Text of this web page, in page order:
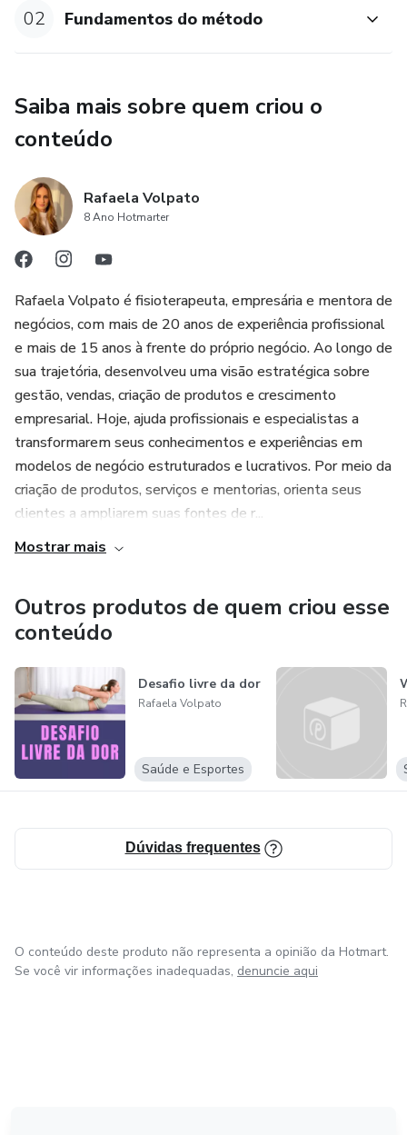
02 Fundamentos do método
Saiba mais sobre quem criou o
conteúdo
Rafaela Volpato
8 Ano Hotmarter
Rafaela Volpato é fisioterapeuta, empresária e mentora de
negócios, com mais de 20 anos de experiência profissional
e mais de 15 anos à frente do próprio negócio. Ao longo de
sua trajetória, desenvolveu uma visão estratégica sobre
gestão, vendas, criação de produtos e crescimento
empresarial. Hoje, ajuda profissionais e especialistas a
transformarem seus conhecimentos e experiências em
modelos de negócio estruturados e lucrativos. Por meio da
criação de produtos, serviços e mentorias, orienta seus
clientes a ampliarem suas fontes de r...
Mostrar mais
Outros produtos de quem criou esse
conteúdo
Desafio livre da dor
Rafaela Volpato
Saúde e Esportes
Dúvidas frequentes
O conteúdo deste produto não representa a opinião da Hotmart.
Se você vir informações inadequadas, denuncie aqui